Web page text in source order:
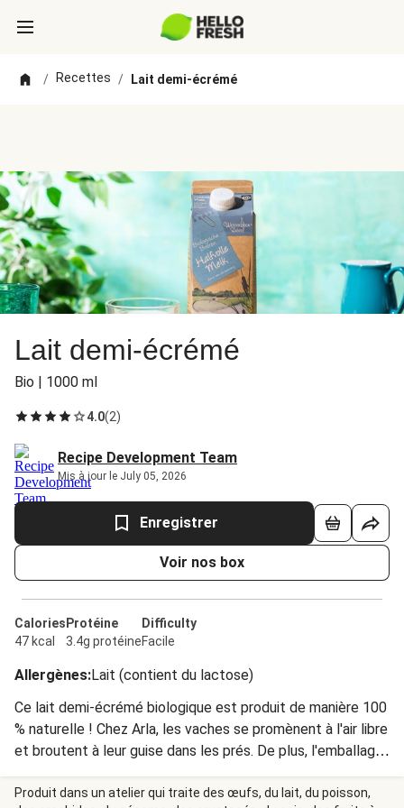
/ Recettes / Lait demi-écrémé
Lait demi-écrémé
Bio | 1000 ml
4.0(2)
Recipe Development Team
Mis à jour le July 05, 2026
Enregistrer
Voir nos box
Calories
47 kcal
Protéine
3.4g protéine
Difficulty
Facile
Allergènes:Lait (contient du lactose)
Ce lait demi-écrémé biologique est produit de manière 100
% naturelle ! Chez Arla, les vaches se promènent à l'air libre
et broutent à leur guise dans les prés. De plus, l'emballage
est composé à 100 % de carton brun non
blanchi.INGRÉDIENTS : LAIT de vache demi-écrémé*.
Produit dans un atelier qui traite des œufs, du lait, du poisson,